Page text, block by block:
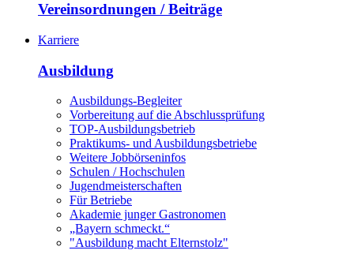
Vereinsordnungen / Beiträge
Karriere
Ausbildung
Ausbildungs-Begleiter
Vorbereitung auf die Abschlussprüfung
TOP-Ausbildungsbetrieb
Praktikums- und Ausbildungsbetriebe
Weitere Jobbörseninfos
Schulen / Hochschulen
Jugendmeisterschaften
Für Betriebe
Akademie junger Gastronomen
„Bayern schmeckt.“
"Ausbildung macht Elternstolz"